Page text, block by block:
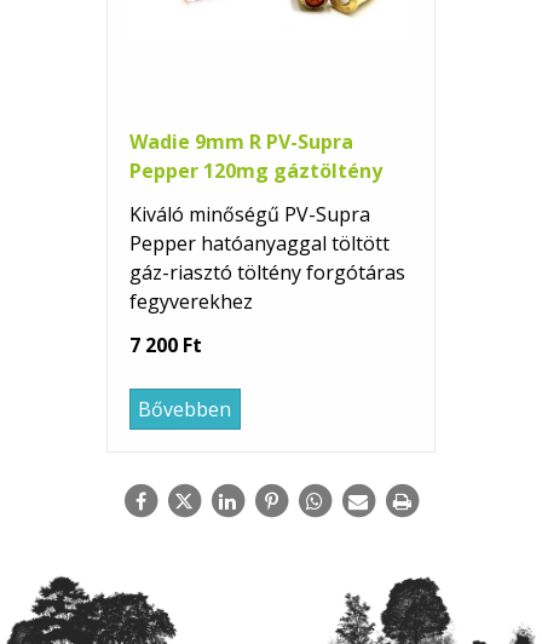
Wadie 9mm R PV-Supra
Pepper 120mg gáztöltény
Kiváló minőségű PV-Supra
Pepper hatóanyaggal töltött
gáz-riasztó töltény forgótáras
fegyverekhez
7 200 Ft
Bővebben